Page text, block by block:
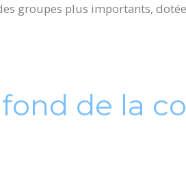
groupes plus importants,
de la